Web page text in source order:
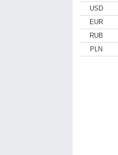
USD
EUR
RUB
PLN